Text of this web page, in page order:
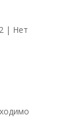
| Нет